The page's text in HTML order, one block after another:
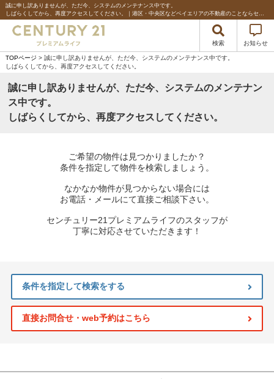
誠に申し訳ありませんが、ただ今、システムのメンテナンス中です。
しばらくしてから、再度アクセスしてください。｜港区・中央区などベイエリアの不動産のことならセンチュリー21プレミアムライフ
検索 お知らせ
TOPページ > 誠に申し訳ありませんが、ただ今、システムのメンテナンス中です。
しばらくしてから、再度アクセスしてください。
誠に申し訳ありませんが、ただ今、システムのメンテナン
ス中です。
しばらくしてから、再度アクセスしてください。
ご希望の物件は見つかりましたか？
条件を指定して物件を検索しましょう。
なかなか物件が見つからない場合には
お電話・メールにて直接ご相談下さい。
センチュリー21プレミアムライフのスタッフが
丁寧に対応させていただきます！
条件を指定して検索をする
直接お問合せ・web予約はこちら